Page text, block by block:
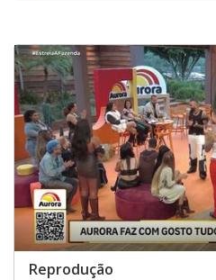
Reprodução